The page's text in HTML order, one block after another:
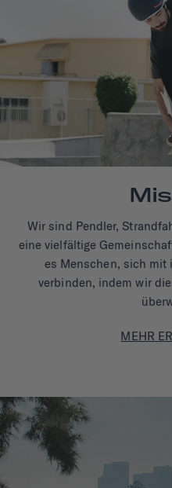
Wir sind Pendler,
eine vielfältige
es Menschen, sich mit
verbinden, indem wir
MEHR